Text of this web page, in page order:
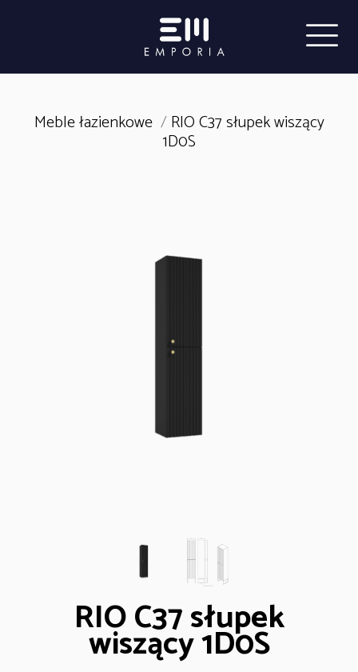
Meble łazienkowe /RIO C37 słupek wiszący
1D0S
RIO C37 słupek
wiszący 1D0S